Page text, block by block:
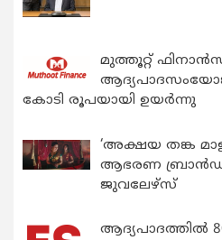
മുത്തൂറ്റ്
കോടി രൂപയായി ഉയർന്നു
‘അക്ഷയ തങ്ക
ആഭരണ
ജുവലേഴ്‌സ്
ആദ്യപാദത്തിൽ